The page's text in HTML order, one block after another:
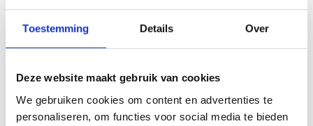
Toestemming Details Over
Deze website maakt gebruik van cookies
We gebruiken cookies om content en advertenties te
personaliseren, om functies voor social media te bieden
Développée par des créateurs influents
Derrière STMNT se trouvent trois figures majeures du monde du
apporte sa propre vision, son expertise et son style à une marque
qui va au delà du classique. Le résultat est une collection qui allie
performance professionnelle et identité forte.